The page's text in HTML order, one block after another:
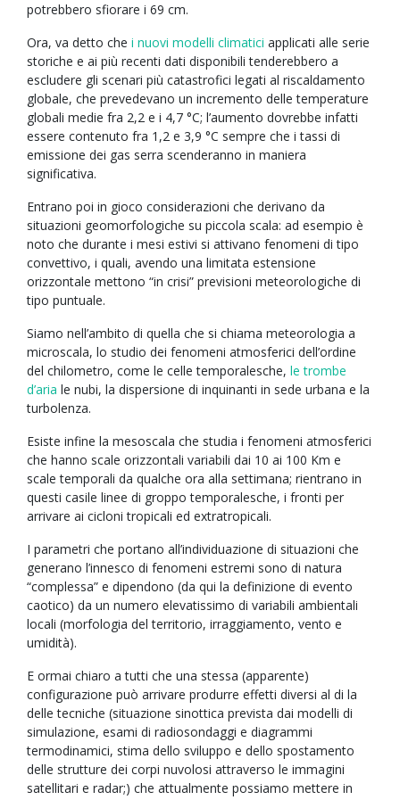
potrebbero sfiorare i 69 cm.
Ora, va detto che i nuovi modelli climatici applicati alle serie
storiche e ai più recenti dati disponibili tenderebbero a
escludere gli scenari più catastrofici legati al riscaldamento
globale, che prevedevano un incremento delle temperature
globali medie fra 2,2 e i 4,7 °C; l’aumento dovrebbe infatti
essere contenuto fra 1,2 e 3,9 °C sempre che i tassi di
emissione dei gas serra scenderanno in maniera
significativa.
Entrano poi in gioco considerazioni che derivano da
situazioni geomorfologiche su piccola scala: ad esempio è
noto che durante i mesi estivi si attivano fenomeni di tipo
convettivo, i quali, avendo una limitata estensione
orizzontale mettono “in crisi” previsioni meteorologiche di
tipo puntuale.
Siamo nell’ambito di quella che si chiama meteorologia a
microscala, lo studio dei fenomeni atmosferici dell’ordine
del chilometro, come le celle temporalesche, le trombe
d’aria le nubi, la dispersione di inquinanti in sede urbana e la
turbolenza.
Esiste infine la mesoscala che studia i fenomeni atmosferici
che hanno scale orizzontali variabili dai 10 ai 100 Km e
scale temporali da qualche ora alla settimana; rientrano in
questi casile linee di groppo temporalesche, i fronti per
arrivare ai cicloni tropicali ed extratropicali.
I parametri che portano all’individuazione di situazioni che
generano l’innesco di fenomeni estremi sono di natura
“complessa” e dipendono (da qui la definizione di evento
caotico) da un numero elevatissimo di variabili ambientali
locali (morfologia del territorio, irraggiamento, vento e
umidità).
E ormai chiaro a tutti che una stessa (apparente)
configurazione può arrivare produrre effetti diversi al di la
delle tecniche (situazione sinottica prevista dai modelli di
simulazione, esami di radiosondaggi e diagrammi
termodinamici, stima dello sviluppo e dello spostamento
delle strutture dei corpi nuvolosi attraverso le immagini
satellitari e radar;) che attualmente possiamo mettere in